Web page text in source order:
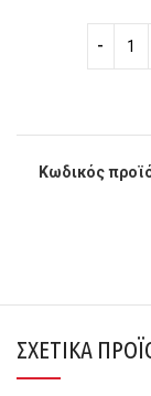
Κωδικός
ΣΧΕΤΙΚΆ